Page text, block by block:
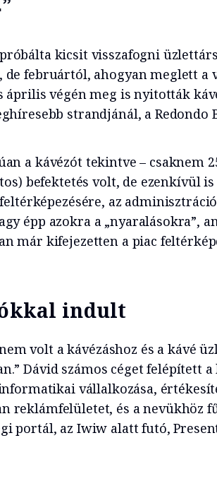
kicsit visszafogni
de februártól, ahogyan meglett a
április végén meg is nyitották
strandjánál, a Redondo
a kávézót tekintve – csaknem
befektetés volt, de ezenkívül is
az
épp azokra a „nyaralásokra”,
már kifejezetten a piac
indult
volt a kávézáshoz és a kávé
Dávid számos céget felépített
vállalkozása,
reklámfelületet, és a nevükhöz
portál, az Iwiw alatt futó,